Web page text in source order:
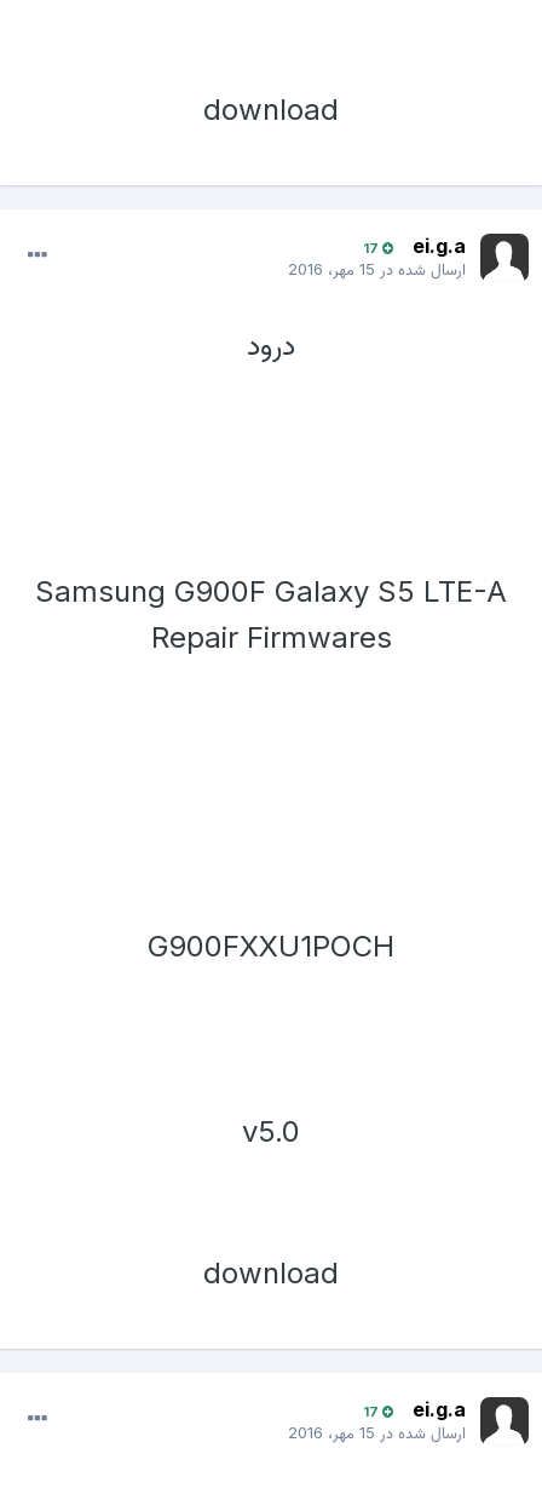
download
ei.g.a
17
ارسال شده در15 مهر، 2016
درود
Samsung G900F Galaxy S5 LTE-A
Repair Firmwares
G900FXXU1POCH
v5.0
download
ei.g.a
17
ارسال شده در15 مهر، 2016